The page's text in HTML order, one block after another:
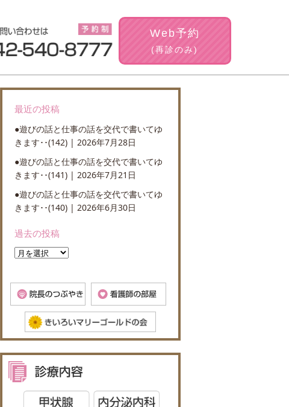
Web予約
(再診のみ)
最近の投稿
●遊びの話と仕事の話を交代で書いてゆ
きます･･(142)
2026年7月28日
●遊びの話と仕事の話を交代で書いてゆ
きます･･(141)
2026年7月21日
●遊びの話と仕事の話を交代で書いてゆ
きます･･(140)
2026年6月30日
過去の投稿